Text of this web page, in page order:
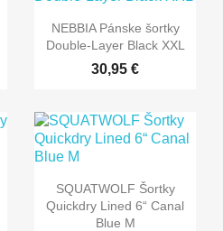
NEBBIA Pánske šortky
Double-Layer Black XXL
30,95 €
SQUATWOLF Šortky
Quickdry Lined 6“ Canal
Blue M